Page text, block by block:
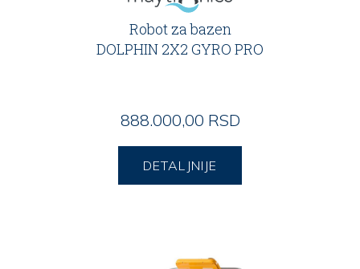
Robot za bazen
DOLPHIN 2X2 GYRO PRO
888.000,00 RSD
DETALJNIJE